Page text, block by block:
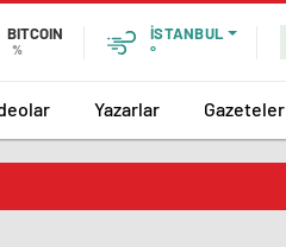
BITCOIN
%
İSTANBUL
°
Yazarlar Gazeteler